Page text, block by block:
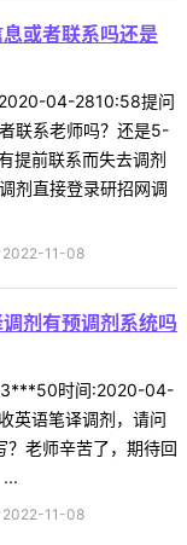
或者联系吗还是
04-2810:58提问
联系老师吗？还是5-
提前联系而失去调剂
剂直接登录研招网调
2022-11-08
剂有预调剂系统吗
时间:2020-04-
英语笔译调剂，请问
老师辛苦了，期待回
2022-11-08